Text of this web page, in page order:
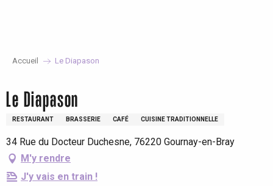
Accueil Le Diapason
Le Diapason
RESTAURANT BRASSERIE CAFÉ CUISINE TRADITIONNELLE
34 Rue du Docteur Duchesne, 76220 Gournay-en-Bray
M'y rendre
J'y vais en train !